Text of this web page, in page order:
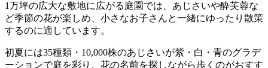
1万坪の広大な敷地に広がる庭園では、あじさいや酔芙蓉な
ど季節の花が楽しめ、小さなお子さんと一緒にゆったり散策
するのに適しています。
初夏には35種類・10,000株のあじさいが紫・白・青のグラデ
ーションで庭を彩り、花の名前を探しながら歩くのがおすす